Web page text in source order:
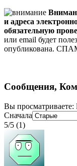
и адреса
обязательную
или email будет
опубликована.
Сообщения,
Вы просматриваете:
Сначала
5/5 (1)